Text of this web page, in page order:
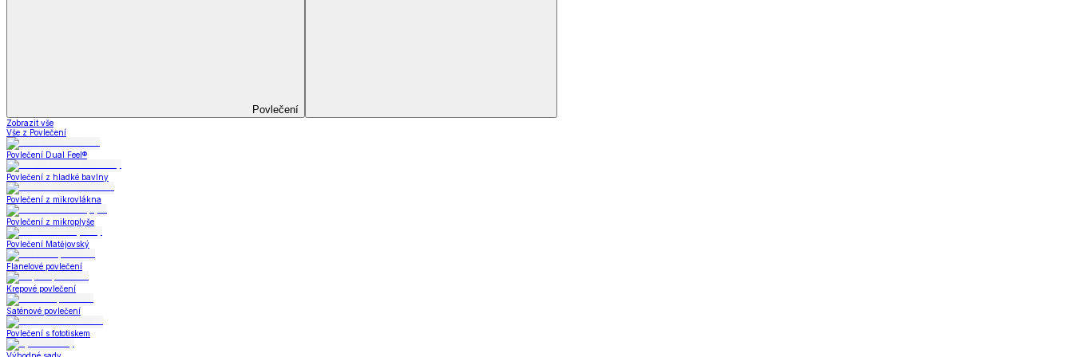
Koupelna
Ručníky a osušky
Koupelnové předložky
Zobrazit vše
Vše z Koupelna
Ručníky a osušky
Koupelnové předložky